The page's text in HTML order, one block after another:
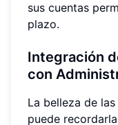
sus cuentas
plazo.
Integración
con
La belleza de
puede